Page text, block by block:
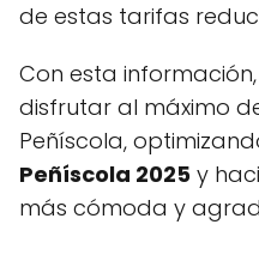
de estas tarifas
Con esta
disfrutar al máximo
Peñíscola,
Peñíscola 2025 y
más cómoda y